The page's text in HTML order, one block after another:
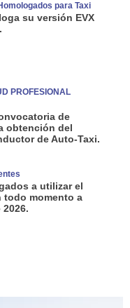
para Taxi
su versión EVX
PROFESIONAL
de
obtención del
de Auto-Taxi.
a utilizar el
todo momento a